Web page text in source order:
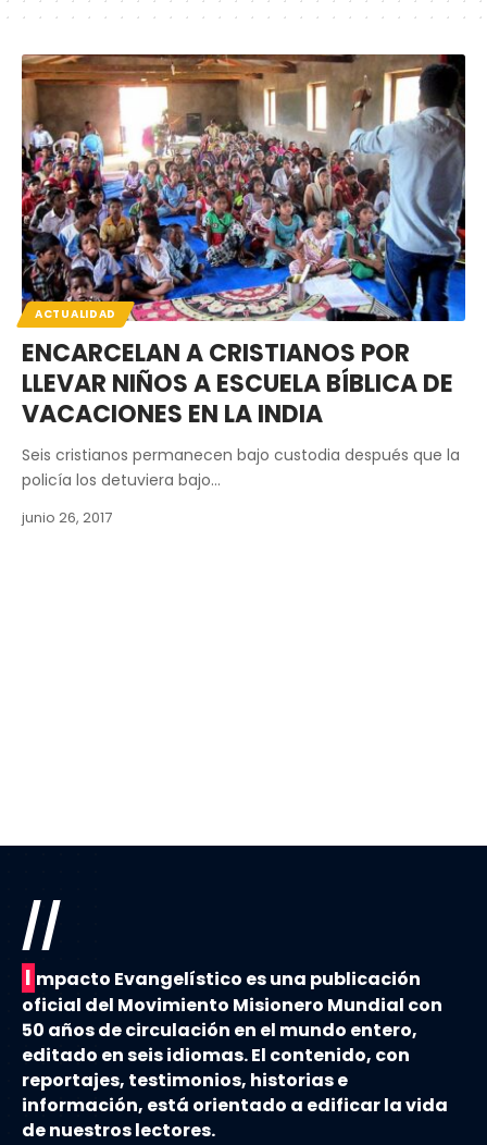
ACTUALIDAD
ENCARCELAN A CRISTIANOS POR
LLEVAR NIÑOS A ESCUELA BÍBLICA DE
VACACIONES EN LA INDIA
Seis cristianos permanecen bajo custodia después que la
policía los detuviera bajo…
junio 26, 2017
//
I mpacto Evangelístico es una publicación
oficial del Movimiento Misionero Mundial con
50 años de circulación en el mundo entero,
editado en seis idiomas. El contenido, con
reportajes, testimonios, historias e
información, está orientado a edificar la vida
de nuestros lectores.